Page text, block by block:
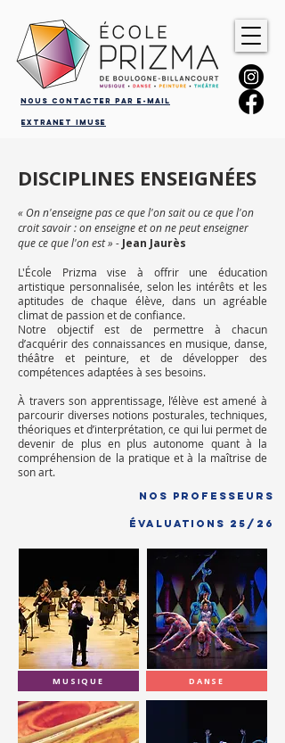
Nous contacter par e-mail
Extranet iMuse
DISCIPLINES ENSEIGNÉES
« On n'enseigne pas ce que l'on sait ou ce que l'on
croit savoir : on enseigne et on ne peut enseigner
que ce que l'on est » - Jean Jaurès
L'École Prizma vise à offrir une éducation
artistique personnalisée, selon les intérêts et les
aptitudes de chaque élève, dans un agréable
climat de passion et de confiance.
Notre objectif est de permettre à chacun
d’acquérir des connaissances en musique, danse,
théâtre et peinture, et de développer des
compétences adaptées à ses besoins.
À travers son apprentissage, l’élève est amené à
parcourir diverses notions posturales, techniques,
théoriques et d’interprétation, ce qui lui permet de
devenir de plus en plus autonome quant à la
compréhension de la pratique et à la maîtrise de
son art.
Nos professeurs
ÉVALUATIONS 25/26
MUSIQUE DANSE